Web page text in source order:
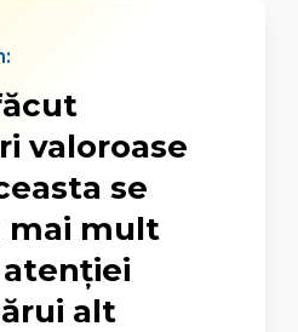
valoroase
se
mai mult
alt